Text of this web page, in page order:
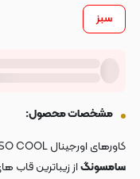
سبز
مشخصات محصول:
کاورهای اورجینال SO COOL سوکول مناسب برای
سامسونگاز زیباترین قاب